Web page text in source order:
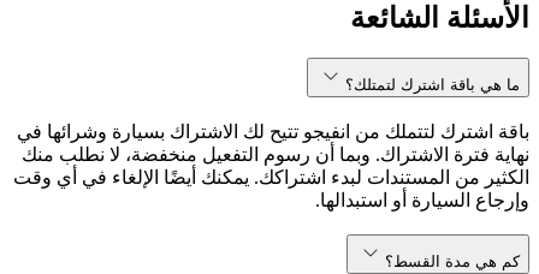
الأسئلة الشائعة
ما هي باقة اشترك لتمتلك؟
باقة اشترك لتتملك من انفيجو تتيح لك الاشتراك بسيارة وشرائها في
نهاية فترة الاشتراك. وبما أن رسوم التفعيل منخفضة، لا نطلب منك
الكثير من المستندات لبدء اشتراكك. يمكنك أيضًا الإلغاء في أي وقت
وإرجاع السيارة أو استبدالها.
كم هي مدة القسط؟